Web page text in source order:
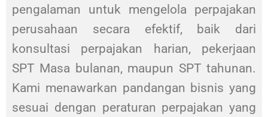
pengalaman untuk mengelola perpajakan
perusahaan secara efektif, baik dari
konsultasi perpajakan harian, pekerjaan
SPT Masa bulanan, maupun SPT tahunan.
Kami menawarkan pandangan bisnis yang
sesuai dengan peraturan perpajakan yang